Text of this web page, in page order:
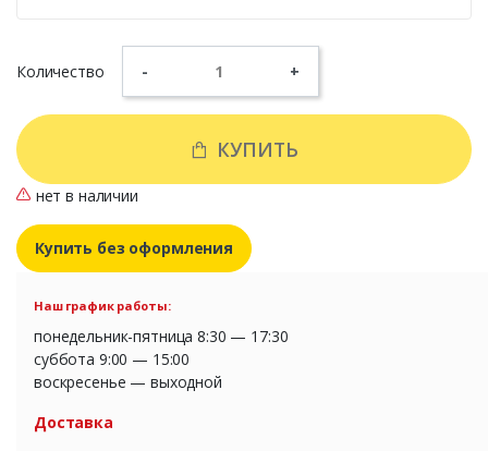
Количество - +
КУПИТЬ
нет в наличии
Купить без оформления
Наш график работы:
понедельник-пятница 8:30 — 17:30
суббота 9:00 — 15:00
воскресенье — выходной
Доставка